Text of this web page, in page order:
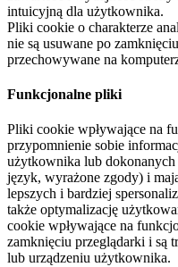
intuicyjną dla użytkownika.
Pliki cookie o charakterze
nie są usuwane po
przechowywane na
Funkcjonalne pliki
Pliki cookie wpływające na
przypomnienie sobie
użytkownika lub
język, wyrażone zgody) i
lepszych i bardziej
także optymalizację
cookie wpływające na
zamknięciu przeglądarki i są
lub urządzeniu użytkownika.